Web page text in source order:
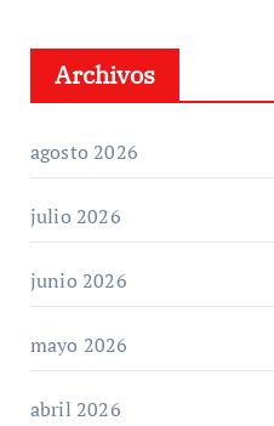
Archivos
agosto 2026
julio 2026
junio 2026
mayo 2026
abril 2026